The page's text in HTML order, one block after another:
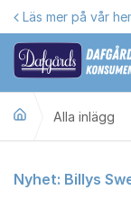
Hoppa till innehåll
Läs mer på vår
Alla inlägg
Alla
Nyhet: Billys